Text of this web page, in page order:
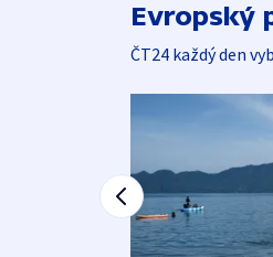
Evropský
ČT24 každý den